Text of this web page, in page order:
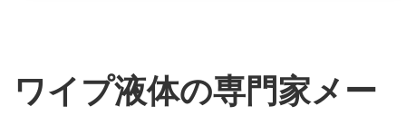
ワイプ液体の専門家メー